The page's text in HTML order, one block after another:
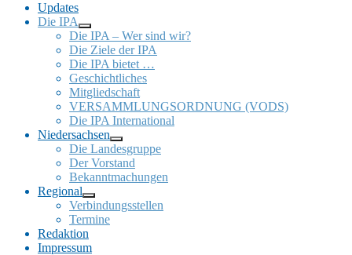
Updates
Die IPA
Die IPA – Wer sind wir?
Die Ziele der IPA
Die IPA bietet …
Geschicht­li­ches
Mitglied­schaft
VERSAMMLUNGSORDNUNG (VODS)
Die IPA Inter­na­tio­nal
Nieder­sach­sen
Die Landes­gruppe
Der Vorstand
Bekannt­ma­chun­gen
Regio­nal
Verbin­dungs­stel­len
Termine
Redak­tion
Impres­sum